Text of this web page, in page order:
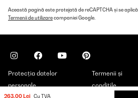
263,00 Lei Cu TVA
Această pagină este protejată de reCAPTCHA și se aplică
Termenii de utilizarecompaniei Google.
Protecția datelor
personale
Termenii și
condițile